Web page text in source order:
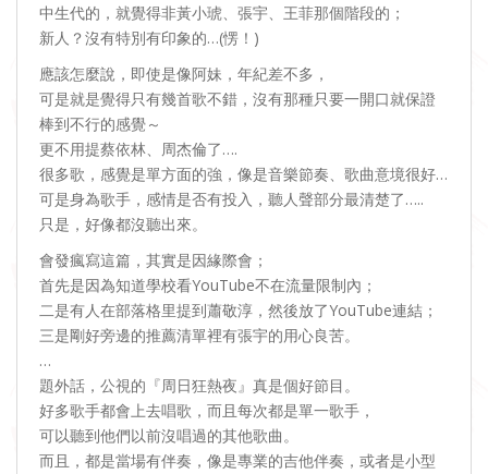
中生代的，就覺得非黃小琥、張宇、王菲那個階段的；
新人？沒有特別有印象的…(愣！)
應該怎麼說，即使是像阿妹，年紀差不多，
可是就是覺得只有幾首歌不錯，沒有那種只要一開口就保證
棒到不行的感覺～
更不用提蔡依林、周杰倫了….
很多歌，感覺是單方面的強，像是音樂節奏、歌曲意境很好…
可是身為歌手，感情是否有投入，聽人聲部分最清楚了…..
只是，好像都沒聽出來。
會發瘋寫這篇，其實是因緣際會；
首先是因為知道學校看YouTube不在流量限制內；
二是有人在部落格里提到蕭敬淳，然後放了YouTube連結；
三是剛好旁邊的推薦清單裡有張宇的用心良苦。
…
題外話，公視的『周日狂熱夜』真是個好節目。
好多歌手都會上去唱歌，而且每次都是單一歌手，
可以聽到他們以前沒唱過的其他歌曲。
而且，都是當場有伴奏，像是專業的吉他伴奏，或者是小型